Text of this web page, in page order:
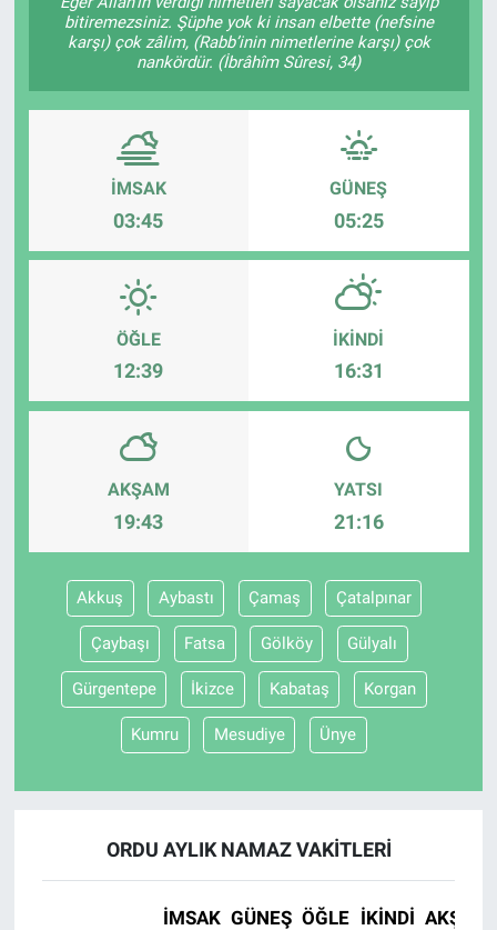
bitiremezsiniz. Şüphe yok ki insan elbette (nefsine
karşı) çok zâlim, (Rabb’inin nimetlerine karşı) çok
nankördür. (İbrâhîm Sûresi, 34)
İMSAK
03:45
GÜNEŞ
05:25
ÖĞLE
12:39
İKINDI
16:31
AKŞAM
19:43
YATSI
21:16
Akkuş Aybastı Çamaş Çatalpınar
Çaybaşı Fatsa Gölköy Gülyalı
Gürgentepe İkizce Kabataş Korgan
Kumru Mesudiye Ünye
ORDU AYLIK NAMAZ VAKITLERI
İMSAK GÜNEŞ ÖĞLE İKINDI AKŞAM